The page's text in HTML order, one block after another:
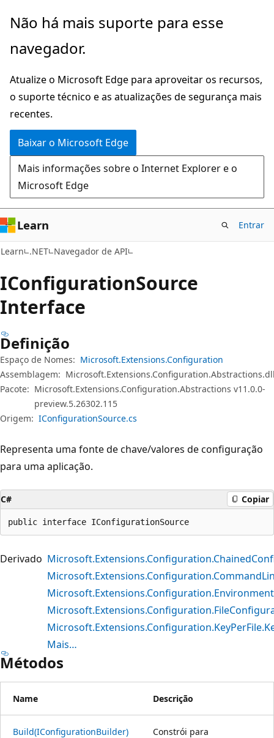
Pular
o
principal
Ignore
passe
a
navegação
na
página
Não há mais suporte para esse
navegador.
Atualize o Microsoft Edge para aproveitar os recursos,
o suporte técnico e as atualizações de segurança mais
recentes.
Baixar o Microsoft Edge
Mais informações sobre o Internet Explorer e o
Microsoft Edge
Learn Entrar
Learn .NET Navegador de API
IConfigurationSource
Interface
Definição
Espaço de Nomes: Microsoft.Extensions.Configuration
Assemblagem:
Pacote: Microsoft.Extensions.Configuration.Abstractions v11.0.0-
preview.5.26302.115
Origem: IConfigurationSource.cs
Representa uma fonte de chave/valores de configuração
para uma aplicação.
C# Copiar
public interface IConfigurationSource
Derivado
Mais…
Métodos
Name Descrição
Build(IConfigurationBuilder)
Constrói para